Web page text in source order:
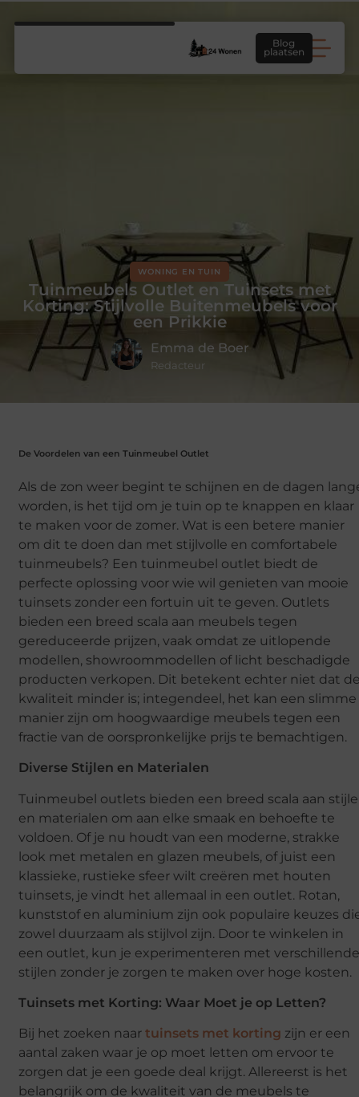
Blog
plaatsen
WONING EN TUIN
Tuinmeubels Outlet en Tuinsets met
Korting: Stijlvolle Buitenmeubels voor
een Prikkie
Emma de Boer
Redacteur
De Voordelen van een Tuinmeubel Outlet
Als de zon weer begint te schijnen en de dagen
worden, is het tijd om je tuin op te knappen en klaar
te maken voor de zomer. Wat is een betere manier
om dit te doen dan met stijlvolle en comfortabele
tuinmeubels? Een tuinmeubel outlet biedt de
perfecte oplossing voor wie wil genieten van mooie
tuinsets zonder een fortuin uit te geven. Outlets
bieden een breed scala aan meubels tegen
gereduceerde prijzen, vaak omdat ze uitlopende
modellen, showroommodellen of licht beschadigde
producten verkopen. Dit betekent echter niet dat
kwaliteit minder is; integendeel, het kan een slimme
manier zijn om hoogwaardige meubels tegen een
fractie van de oorspronkelijke prijs te bemachtigen.
Diverse Stijlen en Materialen
Tuinmeubel outlets bieden een breed scala aan
en materialen om aan elke smaak en behoefte te
voldoen. Of je nu houdt van een moderne, strakke
look met metalen en glazen meubels, of juist een
klassieke, rustieke sfeer wilt creëren met houten
tuinsets, je vindt het allemaal in een outlet. Rotan,
kunststof en aluminium zijn ook populaire keuzes
zowel duurzaam als stijlvol zijn. Door te winkelen in
een outlet, kun je experimenteren met
stijlen zonder je zorgen te maken over hoge kosten.
Tuinsets met Korting: Waar Moet je op Letten?
Bij het zoeken naartuinsets met korting zijn er een
aantal zaken waar je op moet letten om ervoor te
zorgen dat je een goede deal krijgt. Allereerst is het
belangrijk om de kwaliteit van de meubels te